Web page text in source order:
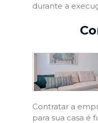
durante a
Contratar a
para sua casa é